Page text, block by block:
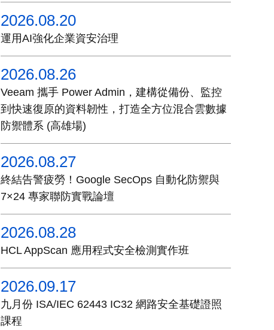
2026.08.20
運用AI強化企業資安治理
2026.08.26
Veeam 攜手 Power Admin，建構從備份、監控
到快速復原的資料韌性，打造全方位混合雲數據
防禦體系 (高雄場)
2026.08.27
終結告警疲勞！Google SecOps 自動化防禦與
7×24 專家聯防實戰論壇
2026.08.28
HCL AppScan 應用程式安全檢測實作班
2026.09.17
九月份 ISA/IEC 62443 IC32 網路安全基礎證照
課程